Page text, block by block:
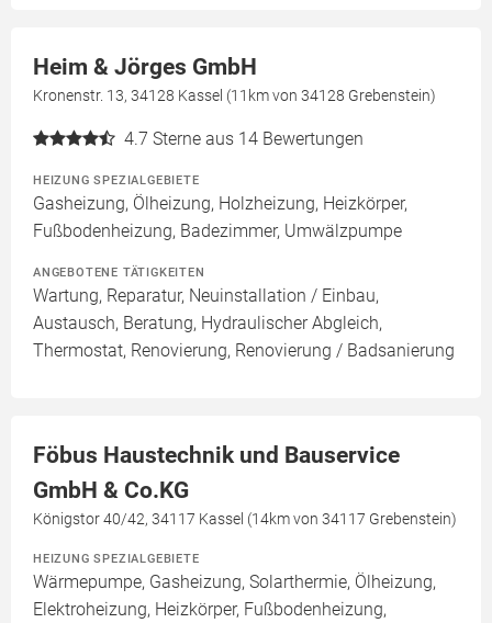
Heim & Jörges GmbH
Kronenstr. 13, 34128 Kassel (11km von 34128 Grebenstein)
4.7 Sterne aus 14 Bewertungen
HEIZUNG SPEZIALGEBIETE
Gasheizung, Ölheizung, Holzheizung, Heizkörper,
Fußbodenheizung, Badezimmer, Umwälzpumpe
ANGEBOTENE TÄTIGKEITEN
Wartung, Reparatur, Neuinstallation / Einbau,
Austausch, Beratung, Hydraulischer Abgleich,
Thermostat, Renovierung, Renovierung / Badsanierung
Föbus Haustechnik und Bauservice
GmbH & Co.KG
Königstor 40/42, 34117 Kassel (14km von 34117 Grebenstein)
HEIZUNG SPEZIALGEBIETE
Wärmepumpe, Gasheizung, Solarthermie, Ölheizung,
Elektroheizung, Heizkörper, Fußbodenheizung,